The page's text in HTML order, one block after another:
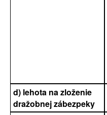
d) lehota na zloženie
dražobnej zábezpeky